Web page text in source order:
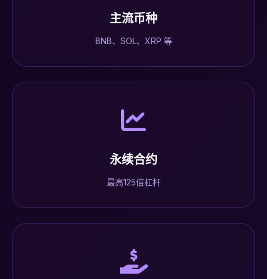
主流币种
BNB、SOL、XRP 等
永续合约
最高125倍杠杆